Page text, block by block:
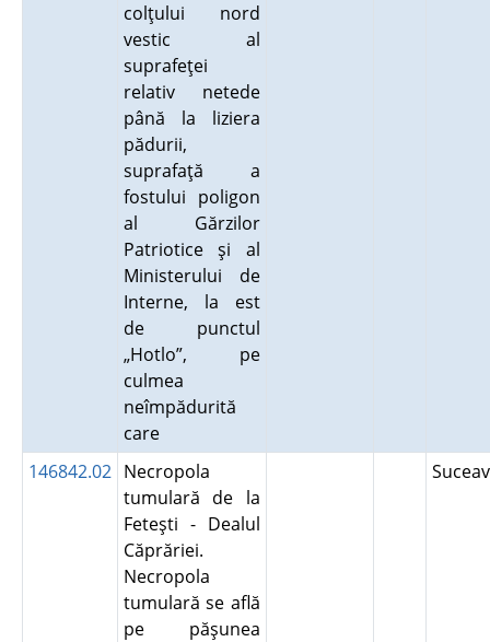
colţului nord
vestic al
suprafeţei
relativ netede
până la liziera
pădurii,
suprafaţă a
fostului poligon
al Gărzilor
Patriotice şi al
Ministerului de
Interne, la est
de punctul
„Hotlo”, pe
culmea
neîmpădurită
care
146842.02 Necropola
tumulară de la
Feteşti - Dealul
Căprăriei.
Necropola
tumulară se află
pe păşunea